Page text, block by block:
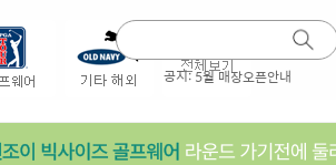
공지:5월 매장오픈안내